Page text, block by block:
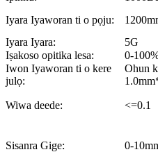
Iyara Iyaworan ti o pọju:
Iyara Iyara:
5G
Iṣakoso opitika lesa:
0-
Iwon Iyaworan ti o kere
julọ:
Ohun
Wiwa deede: <=0.1
Sisanra Gige: 0-